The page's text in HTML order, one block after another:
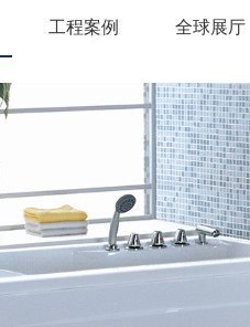
工程案例 全球展厅